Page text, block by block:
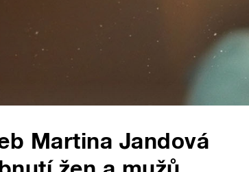
Martina Jandová